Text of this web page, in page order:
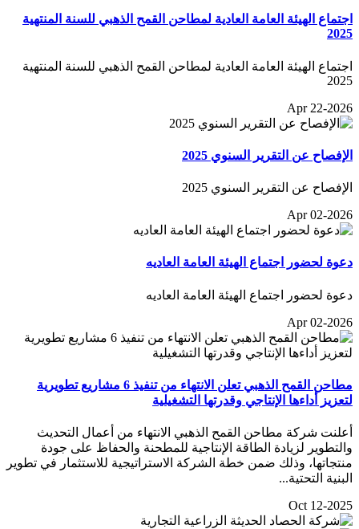
اجتماع الهيئة العامة العادية لمطاحن القمح الذهبي للسنة المنتهية
2025
اجتماع الهيئة العامة العادية لمطاحن القمح الذهبي للسنة المنتهية
2025
Apr 22-2026
الإفصاح عن التقرير السنوي 2025
الإفصاح عن التقرير السنوي 2025
Apr 02-2026
دعوة لحضور اجتماع الهيئة العامة العاديه
دعوة لحضور اجتماع الهيئة العامة العاديه
Apr 02-2026
مطاحن القمح الذهبي تعلن الانتهاء من تنفيذ 6 مشاريع تطويرية
لتعزيز أداءها الإنتاجي وقدرتها التشغيلية
أعلنت شركة مطاحن القمح الذهبي الانتهاء من أعمال التحديث
والتطوير لزيادة الطاقة الإنتاجية للمطحنة والحفاظ على جودة
منتجاتها، وذلك ضمن خطة الشركة الاستراتيجية للاستثمار في تطوير
البنية التحتية...
Oct 12-2025